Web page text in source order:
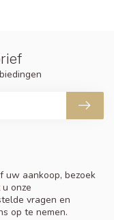
uw aankoop, bezoek
onze
vragen en
op te nemen.